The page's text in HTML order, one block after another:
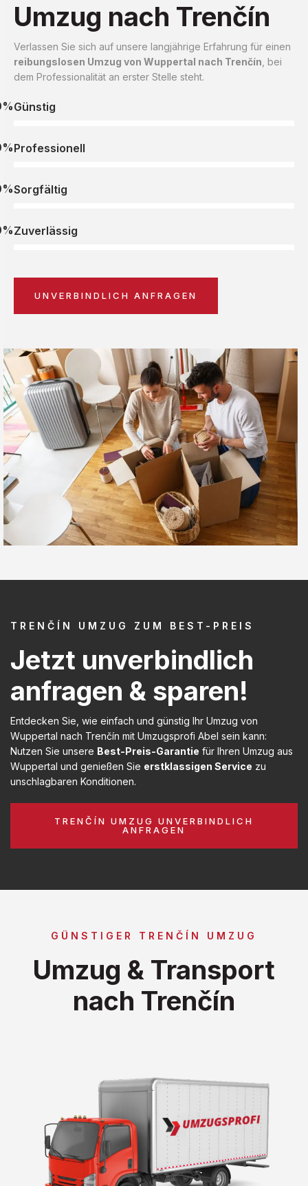
Umzug nach Trenčín
Verlassen Sie sich auf unsere langjährige Erfahrung für einen
reibungslosen Umzug von Wuppertal nach Trenčín , bei
dem Professionalität an erster Stelle steht.
Günstig
Professionell
Sorgfältig
Zuverlässig
UNVERBINDLICH ANFRAGEN
TRENČÍN UMZUG ZUM BEST-PREIS
Jetzt unverbindlich
anfragen & sparen!
Entdecken Sie, wie einfach und günstig Ihr Umzug von
Wuppertal nach Trenčín mit Umzugsprofi Abel sein kann:
Nutzen Sie unsere Best-Preis-Garantie für Ihren Umzug aus
Wuppertal und genießen Sie erstklassigen Service zu
unschlagbaren Konditionen.
TRENČÍN UMZUG UNVERBINDLICH
ANFRAGEN
GÜNSTIGER TRENČÍN UMZUG
Umzug & Transport
nach Trenčín